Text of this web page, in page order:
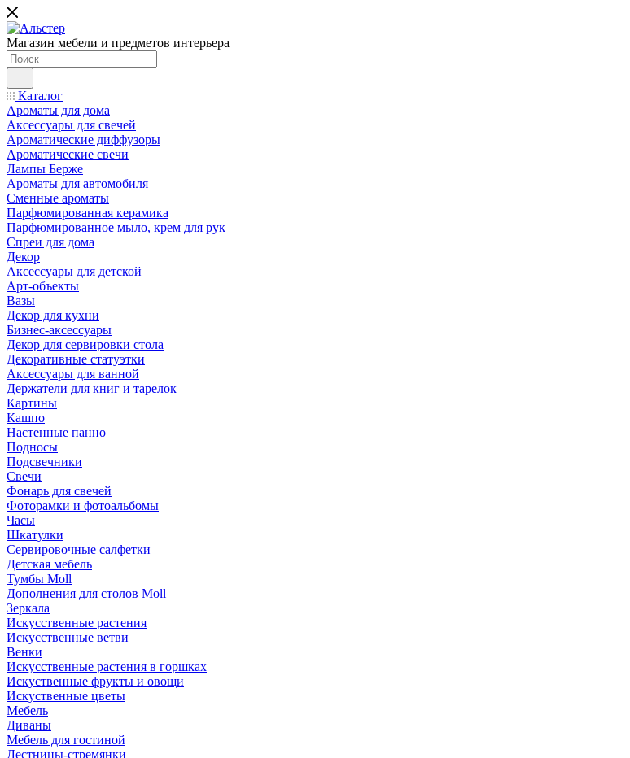
Магазин мебели и предметов интерьера
Каталог
Ароматы для дома
Аксессуары для свечей
Ароматические диффузоры
Ароматические свечи
Лампы Берже
Ароматы для автомобиля
Сменные ароматы
Парфюмированная керамика
Парфюмированное мыло, крем для рук
Спреи для дома
Декор
Аксессуары для детской
Арт-объекты
Вазы
Декор для кухни
Бизнес-аксессуары
Декор для сервировки стола
Декоративные статуэтки
Аксессуары для ванной
Держатели для книг и тарелок
Картины
Кашпо
Настенные панно
Подносы
Подсвечники
Свечи
Фонарь для свечей
Фоторамки и фотоальбомы
Часы
Шкатулки
Сервировочные салфетки
Детская мебель
Тумбы Moll
Дополнения для столов Moll
Зеркала
Искусственные растения
Искусственные ветви
Венки
Искусственные растения в горшках
Искуственные фрукты и овощи
Искуственные цветы
Мебель
Диваны
Мебель для гостиной
Лестницы-стремянки